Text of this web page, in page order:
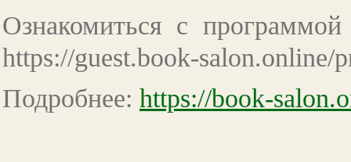
Ознакомиться с
https://guest.book-salon.online/
Подробнее: https://book-